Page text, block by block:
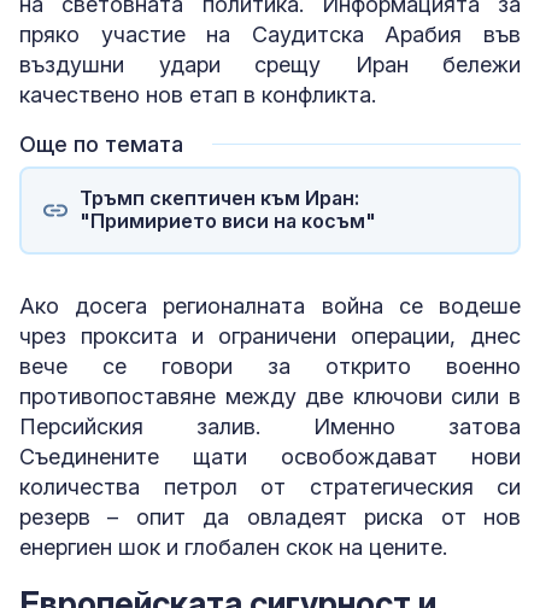
пряко участие на Саудитска Арабия във
въздушни удари срещу Иран бележи
качествено нов етап в конфликта.
Още по темата
Тръмп скептичен към Иран:
"Примирието виси на косъм"
Ако досега регионалната война се водеше
чрез проксита и ограничени операции, днес
вече се говори за открито военно
противопоставяне между две ключови сили в
Персийския залив. Именно затова
Съединените щати освобождават нови
количества петрол от стратегическия си
резерв – опит да овладеят риска от нов
енергиен шок и глобален скок на цените.